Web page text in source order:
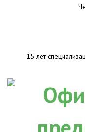
15 лет